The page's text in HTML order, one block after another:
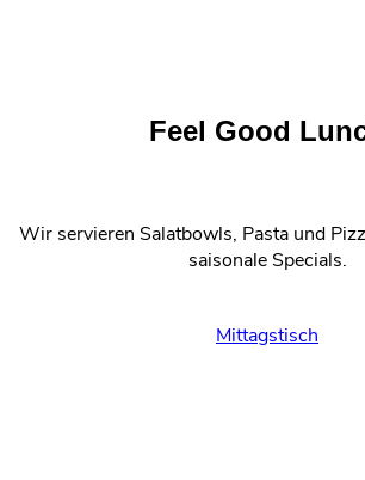
Feel Good
Wir servieren Salatbowls, Pasta und
saisonale Specials.
Mittagstisch